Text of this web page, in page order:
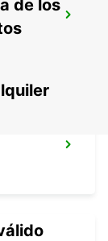
de los